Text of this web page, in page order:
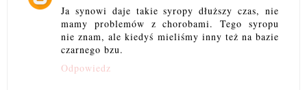
Ja synowi daje takie syropy dłuższy czas, nie
mamy problemów z chorobami. Tego syropu
nie znam, ale kiedyś mieliśmy inny też na bazie
czarnego bzu.
Odpowiedz